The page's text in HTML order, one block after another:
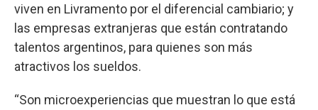
viven en Livramento por el diferencial cambiario; y
las empresas extranjeras que están contratando
talentos argentinos, para quienes son más
atractivos los sueldos.
“Son microexperiencias que muestran lo que está